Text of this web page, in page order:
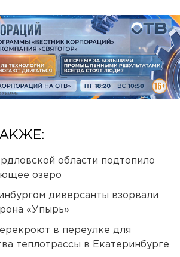
области подтопило
озеро
диверсанты взорвали
«Упырь»
в переулке для
теплотрассы в Екатеринбурге